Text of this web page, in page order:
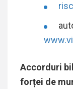
Accorduri
forței de